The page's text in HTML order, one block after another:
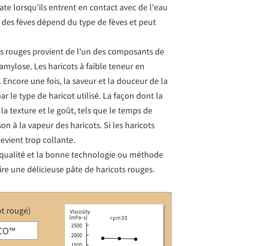
lorsqu'ils entrent en contact avec de l'eau
fèves dépend du type de fèves et peut
rouges provient de l'un des composants de
Les haricots à faible teneur en
une fois, la saveur et la douceur de la
le type de haricot utilisé. La façon dont la
texture et le goût, tels que le temps de
à la vapeur des haricots. Si les haricots
trop collante.
et la bonne technologie ou méthode
une délicieuse pâte de haricots rouges.
rouge)